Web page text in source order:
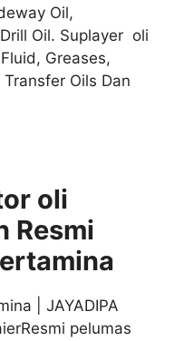
Oil,
Oil. Suplayer oli
Greases,
Oils Dan
oli
Resmi
| JAYADIPA
pelumas